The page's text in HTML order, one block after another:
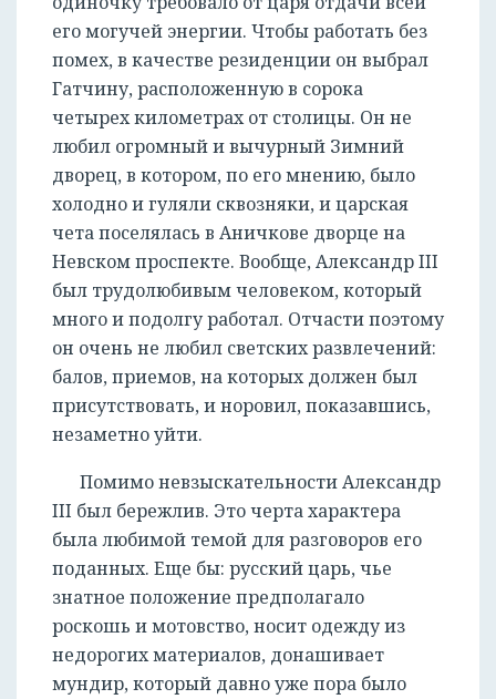
его могучей энергии. Чтобы работать без
помех, в качестве резиденции он выбрал
Гатчину, расположенную в сорока
четырех километрах от столицы. Он не
любил огромный и вычурный Зимний
дворец, в котором, по его мнению, было
холодно и гуляли сквозняки, и царская
чета поселялась в Аничкове дворце на
Невском проспекте. Вообще, Александр III
был трудолюбивым человеком, который
много и подолгу работал. Отчасти поэтому
он очень не любил светских развлечений:
балов, приемов, на которых должен был
присутствовать, и норовил, показавшись,
незаметно уйти.
Помимо невзыскательности Александр
III был бережлив. Это черта характера
была любимой темой для разговоров его
поданных. Еще бы: русский царь, чье
знатное положение предполагало
роскошь и мотовство, носит одежду из
недорогих материалов, донашивает
мундир, который давно уже пора было